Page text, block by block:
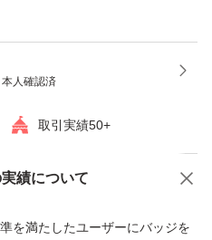
本人確認済
取引実績50+
績について
を満たしたユーザーにバッジを
商品への質問